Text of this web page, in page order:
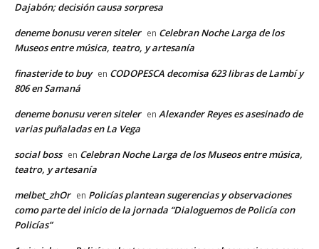
Dajabón; decisión causa sorpresa
deneme bonusu veren siteler en Celebran Noche Larga de los
Museos entre música, teatro, y artesanía
finasteride to buy en CODOPESCA decomisa 623 libras de Lambí y
806 en Samaná
deneme bonusu veren siteler en Alexander Reyes es asesinado de
varias puñaladas en La Vega
social boss en Celebran Noche Larga de los Museos entre música,
teatro, y artesanía
melbet_zhOr en Policías plantean sugerencias y observaciones
como parte del inicio de la jornada “Dialoguemos de Policía con
Policías”